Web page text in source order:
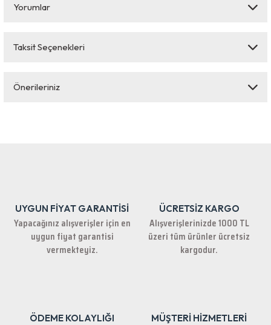
Yorumlar
Bu ürüne ilk yorumu siz yapın!
Taksit Seçenekleri
Önerileriniz
Ürün bilgilerinde hatalar bulunuyor.
Ürün fiyatı diğer sitelerden daha pahalı.
Bu ürüne benzer farklı alternatifler olmalı.
UYGUN FİYAT GARANTİSİ
Yapacağınız alışverişler için en
uygun fiyat garantisi
vermekteyiz.
ÜCRETSİZ KARGO
Alışverişlerinizde 1000 TL
üzeri tüm ürünler ücretsiz
kargodur.
ÖDEME KOLAYLIĞI MÜŞTERİ HİZMETLERİ